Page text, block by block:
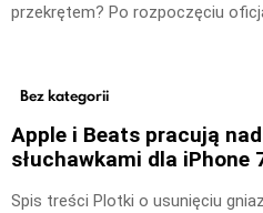
przekrętem? Po rozpoczęciu
Bez kategorii
Apple i Beats pracują
słuchawkami dla iPhone
Spis treści Plotki o usunięciu